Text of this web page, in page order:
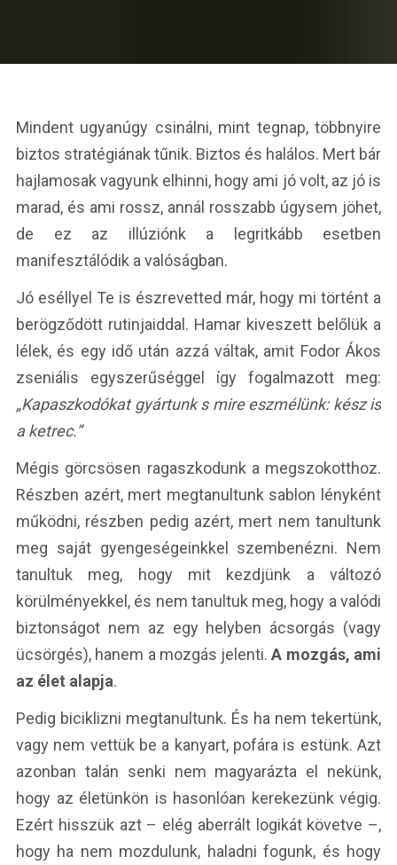
Mindent ugyanúgy csinálni, mint tegnap, többnyire
biztos stratégiának tűnik. Biztos és halálos. Mert bár
hajlamosak vagyunk elhinni, hogy ami jó volt, az jó is
marad, és ami rossz, annál rosszabb úgysem jöhet,
de ez az illúziónk a legritkább esetben
manifesztálódik a valóságban.
Jó eséllyel Te is észrevetted már, hogy mi történt a
berögződött rutinjaiddal. Hamar kiveszett belőlük a
lélek, és egy idő után azzá váltak, amit Fodor Ákos
zseniális egyszerűséggel így fogalmazott meg:
„Kapaszkodókat gyártunk s mire eszmélünk: kész is
a ketrec.”
Mégis görcsösen ragaszkodunk a megszokotthoz.
Részben azért, mert megtanultunk sablon lényként
működni, részben pedig azért, mert nem tanultunk
meg saját gyengeségeinkkel szembenézni. Nem
tanultuk meg, hogy mit kezdjünk a változó
körülményekkel, és nem tanultuk meg, hogy a valódi
biztonságot nem az egy helyben ácsorgás (vagy
ücsörgés), hanem a mozgás jelenti.A mozgás, ami
az élet alapja.
Pedig biciklizni megtanultunk. És ha nem tekertünk,
vagy nem vettük be a kanyart, pofára is estünk. Azt
azonban talán senki nem magyarázta el nekünk,
hogy az életünkön is hasonlóan kerekezünk végig.
Ezért hisszük azt – elég aberrált logikát követve –,
hogy ha nem mozdulunk, haladni fogunk, és hogy